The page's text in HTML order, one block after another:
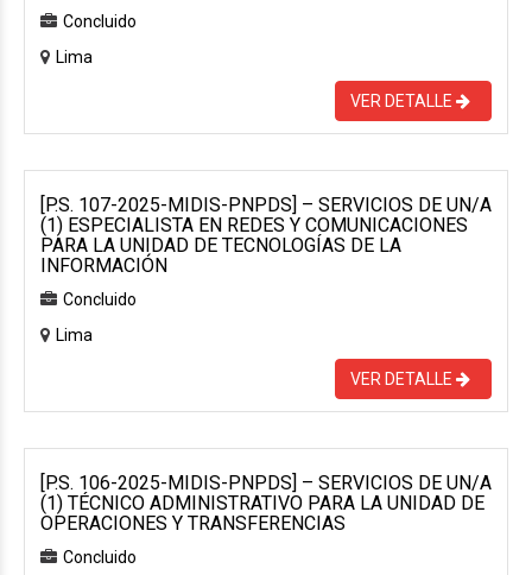
Concluido
Lima
VER DETALLE
[P.S. 107-2025-MIDIS-PNPDS] – SERVICIOS DE UN/A
(1) ESPECIALISTA EN REDES Y COMUNICACIONES
PARA LA UNIDAD DE TECNOLOGÍAS DE LA
INFORMACIÓN
Concluido
Lima
VER DETALLE
[P.S. 106-2025-MIDIS-PNPDS] – SERVICIOS DE UN/A
(1) TÉCNICO ADMINISTRATIVO PARA LA UNIDAD DE
OPERACIONES Y TRANSFERENCIAS
Concluido